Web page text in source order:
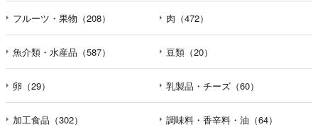
フルーツ・果物（208） 肉（472）
魚介類・水産品（587） 豆類（20）
卵（29） 乳製品・チーズ（60）
加工食品（302） 調味料・香辛料・油（64）